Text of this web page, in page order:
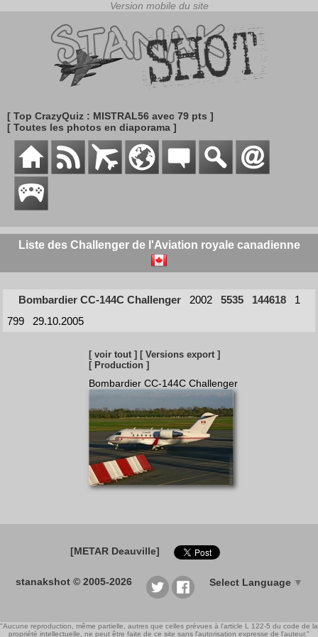
[ Top CrazyQuiz : MISTRAL56 avec 79 pts ]
[ Toutes les photos en diaporama ]
Liste des Challenger de l'Aviation royale canadienne
Bombardier CC-144C Challenger 2002 5535 144618
1
799
29.10.2005
[ voir tout ] [ Versions export ]
[ Production ]
Bombardier CC-144C Challenger
[METAR Deauville]
stanakshot © 2005-2026 Select Language ▼
"Aucune reproduction, même partielle, autres que celles prévues à l'article L 122-5 du code de la
propriété intellectuelle, ne peut être faite de ce site sans l'autorisation expresse de l'auteur."